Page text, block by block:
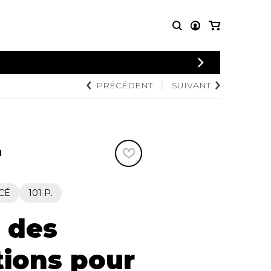
CONNEXION
PARTITIONS
POUR
Quatuor de saxophones
AUTRES
PRODUITS
Disques compacts et
DVDs
PRÉCÉDENT SUIVANT
101 P.
pour